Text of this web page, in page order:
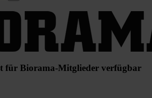
für Biorama-Mitglieder verfügbar